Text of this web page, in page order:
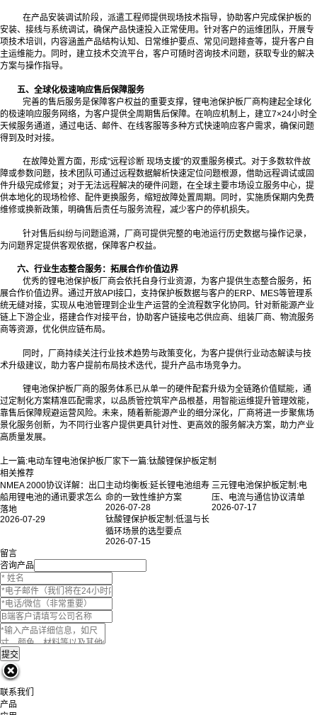
在产品安装调试阶段，派遣工程师提供现场技术指导，协助客户完成保护板的
安装、接线与系统调试，确保产品快速投入正常使用。针对客户的运维团队，开展专
项技术培训，内容涵盖产品结构认知、日常维护要点、常见问题排查等，提升客户自
主运维能力。同时，建立技术交流平台，客户可随时咨询技术问题，获取专业的解决
方案与操作指导。
五、全球化极速响应售后保障服务
完善的售后服务是保障客户权益的重要支撑，锂电池保护板厂商构建起全球化
的极速响应服务网络，为客户提供全周期售后保障。在响应机制上，建立7×24小时全
天候服务通道，通过电话、邮件、在线客服等多种方式快速响应客户需求，确保问题
得到及时对接。
在故障处置方面，形成"远程诊断 现场支援"的双重服务模式。对于多数软件故
障或参数问题，技术团队可通过远程数据解析快速定位问题根源，借助远程调试或固
件升级完成修复；对于无法远程解决的硬件问题，在全球主要市场设立服务中心，提
供本地化的现场检修、配件更换服务，缩短故障处置周期。同时，实施质保期内免费
维修或换新政策，明确售后责任与服务流程，减少客户的停机损失。
针对售后纠纷与问题追溯，厂商可提供完整的电池运行历史数据与操作记录，
为问题界定提供客观依据，保障客户权益。
六、行业生态整合服务：拓展合作价值边界
优秀的锂电池保护板厂商会依托自身行业资源，为客户提供生态整合服务，拓
展合作价值边界。通过开放API接口，支持保护板数据与客户的ERP、MES等管理系
统无缝对接，实现从电池管理到企业生产运营的全流程数字化协同。针对新能源产业
链上下游企业，搭建合作对接平台，协助客户链接电芯供应商、组装厂商、物流服务
商等资源，优化供应链布局。
同时，厂商持续关注行业技术趋势与政策变化，为客户提供行业动态解读与技
术升级建议，助力客户提前布局技术迭代，提升产品市场竞争力。
锂电池保护板厂商的服务体系已从单一的硬件配套升级为全链路价值赋能，通
过定制化方案精准匹配需求，以品质管控筑牢产品根基，用智能运维提升管理效能，
靠售后保障规避运营风险。未来，随着新能源产业的细分深化，厂商将进一步聚焦场
景化服务创新，为不同行业客户提供更具针对性、更高效的服务解决方案，助力产业
高质量发展。
上一篇:电动车锂电池保护板厂家下一篇:钛酸锂保护板定制
相关推荐
NMEA 2000协议详解：出口
船用锂电池的通讯要求怎么
落地
2026-07-29
主动均衡板:延长锂电池组寿
命的一致性维护方案
2026-07-28
三元锂电池保护板定制:电
压、电流与通信协议清单
2026-07-17
钛酸锂保护板定制:低温与长
循环场景的选型要点
2026-07-15
留言
咨询产品
联系我们
产品